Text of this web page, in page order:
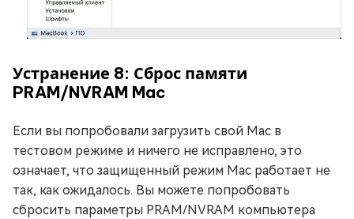
Устранение 8: Сброс памяти
PRAM/NVRAM Mac
Если вы попробовали загрузить свой Mac в
тестовом режиме и ничего не исправлено, это
означает, что защищенный режим Mac работает не
так, как ожидалось. Вы можете попробовать
сбросить параметры PRAM/NVRAM компьютера